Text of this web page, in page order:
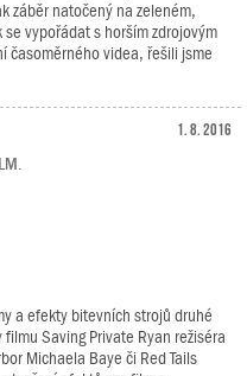
záběr natočený na zeleném,
vypořádat s horším zdrojovým
časoměrného videa, řešili jsme
1. 8. 2016
a efekty bitevních strojů druhé
Saving Private Ryan režiséra
Michaela Baye či Red Tails